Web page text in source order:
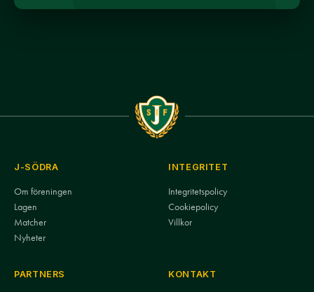
J-SÖDRA
Om föreningen
Lagen
Matcher
Nyheter
INTEGRITET
Integritetspolicy
Cookiepolicy
Villkor
PARTNERS KONTAKT